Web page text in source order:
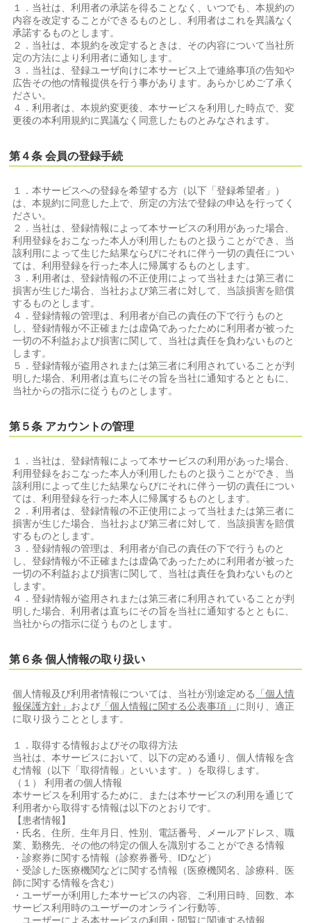
１．当社は、利用者の承諾を得ることなく、いつでも、本規約の
内容を改定することができるものとし、利用者はこれを異議なく
承諾するものとします。
２．当社は、本規約を改定するときは、その内容について当社所
定の方法により利用者に通知します。
３．当社は、登録ユーザ向けに本サービス上で連絡事項の告知や
広告その他の情報提供を行う事があります。あらかじめご了承く
ださい。
４．利用者は、本規約変更後、本サービスを利用した時点で、変
更後の本利用規約に異議なく同意したものとみなされます。
第４条 会員の登録手続
１．本サービスへの登録を希望する方（以下「登録希望者」）
は、本規約に同意した上で、所定の方法で登録の申込を行ってく
ださい。
２．当社は、登録情報によって本サービスの利用があった場合、
利用登録をおこなった本人が利用したものと扱うことができ、当
該利用によって生じた結果ならびにそれに伴う一切の責任につい
ては、利用登録を行った本人に帰属するものとします。
３．利用者は、登録情報の不正使用によって当社または第三者に
損害が生じた場合、当社および第三者に対して、当該損害を賠償
するものとします。
４．登録情報の管理は、利用者が自己の責任の下で行うものと
し、登録情報が不正確または虚偽であったために利用者が被った
一切の不利益および損害に関して、当社は責任を負わないものと
します。
５．登録情報が盗用されまたは第三者に利用されていることが判
明した場合、利用者は直ちにその旨を当社に通知するとともに、
当社からの指示に従うものとします。
第５条 アカウントの管理
１．当社は、登録情報によって本サービスの利用があった場合、
利用登録をおこなった本人が利用したものと扱うことができ、当
該利用によって生じた結果ならびにそれに伴う一切の責任につい
ては、利用登録を行った本人に帰属するものとします。
２．利用者は、登録情報の不正使用によって当社または第三者に
損害が生じた場合、当社および第三者に対して、当該損害を賠償
するものとします。
３．登録情報の管理は、利用者が自己の責任の下で行うものと
し、登録情報が不正確または虚偽であったために利用者が被った
一切の不利益および損害に関して、当社は責任を負わないものと
します。
４．登録情報が盗用されまたは第三者に利用されていることが判
明した場合、利用者は直ちにその旨を当社に通知するとともに、
当社からの指示に従うものとします。
第６条 個人情報の取り扱い
個人情報及び利用者情報については、当社が別途定める
「個人情
報保護方針」 および 「個人情報に関する公表事項」 に則り、適正
に取り扱うこととします。
１．取得する情報およびその取得方法
当社は、本サービスにおいて、以下の定める通り、個人情報を含
む情報（以下「取得情報」といいます。）を取得します。
（１） 利用者の個人情報
本サービスを利用するために、または本サービスの利用を通じて
利用者から取得する情報は以下のとおりです。
【患者情報】
・氏名、住所、生年月日、性別、電話番号、メールアドレス、職
業、勤務先、その他の特定の個人を識別することができる情報
・診察券に関する情報（診察券番号、IDなど）
・受診した医療機関などに関する情報（医療機関名、診療科、医
師に関する情報を含む）
・ユーザーが利用した本サービスの内容、ご利用日時、回数、本
サービス利用時のユーザーのオンライン行動等、
ユーザーによる本サービスの利用・閲覧に関連する情報